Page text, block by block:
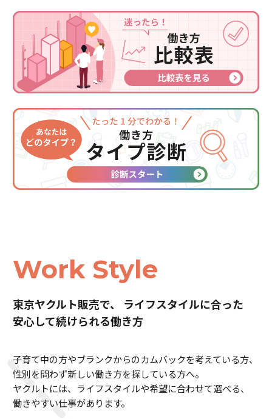
Work Style
東京ヤクルト販売で、
ライフスタイルに合った
安心して続けられる働き方
子育て中の方やブランクからのカムバックを考えている方、
性別を問わず新しい働き方を探している方へ。
ヤクルトには、ライフスタイルや希望に合わせて選べる、
働きやすい仕事があります。